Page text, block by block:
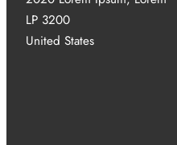
LP 3200
United States